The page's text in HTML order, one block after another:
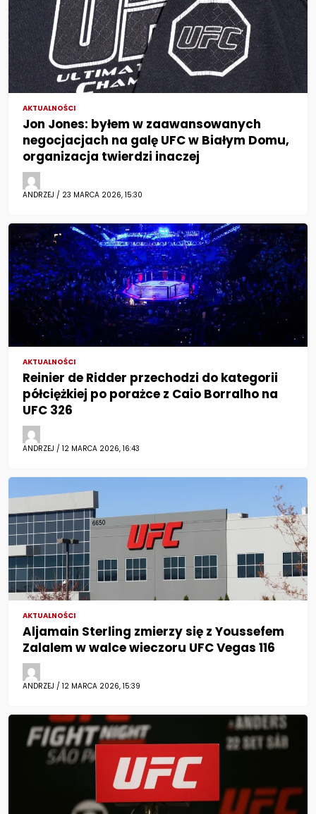
AKTUALNOŚCI
Jon Jones: byłem w zaawansowanych
negocjacjach na galę UFC w Białym Domu,
organizacja twierdzi inaczej
ANDRZEJ / 23 MARCA 2026, 15:30
AKTUALNOŚCI
Reinier de Ridder przechodzi do kategorii
półciężkiej po porażce z Caio Borralho na
UFC 326
ANDRZEJ / 12 MARCA 2026, 16:43
AKTUALNOŚCI
Aljamain Sterling zmierzy się z Youssefem
Zalalem w walce wieczoru UFC Vegas 116
ANDRZEJ / 12 MARCA 2026, 15:39